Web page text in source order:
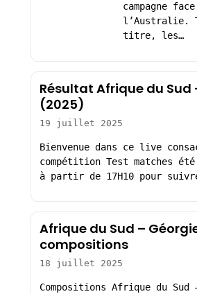
campagne
l’Australie.
titre, les…
Résultat Afrique du Sud
(2025)
19 juillet 2025
Bienvenue dans ce live
compétition Test matches
à partir de 17H10 pour
Afrique du Sud –
compositions
18 juillet 2025
Compositions Afrique du Sud